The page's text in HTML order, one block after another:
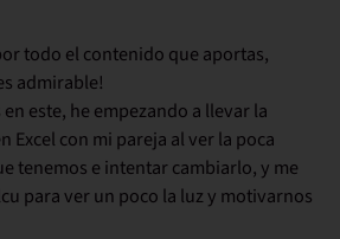
todo el contenido que aportas,
admirable!
este, he empezando a llevar la
Excel con mi pareja al ver la poca
tenemos e intentar cambiarlo, y me
para ver un poco la luz y motivarnos